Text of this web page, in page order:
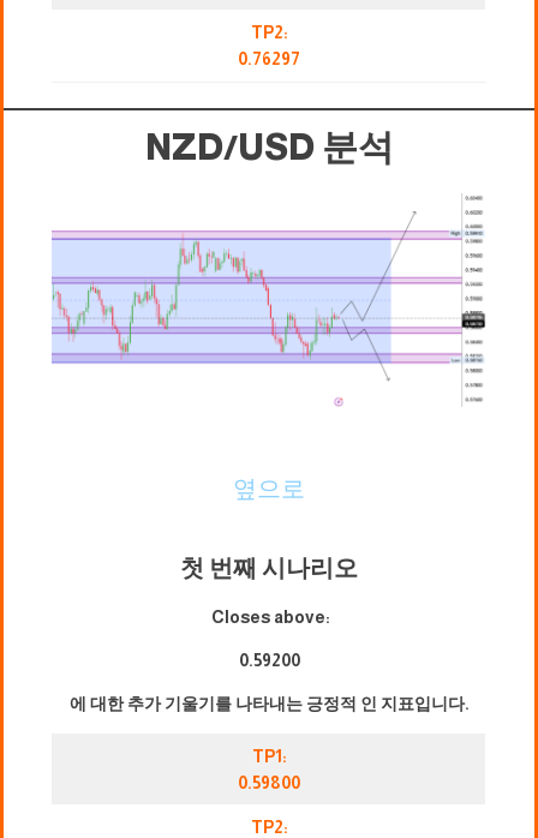
TP2:
0.76297
NZD/USD 분석
옆으로
첫 번째 시나리오
Closes above:
0.59200
에 대한 추가 기울기를 나타내는 긍정적 인 지표입니다.
TP1:
0.59800
TP2: